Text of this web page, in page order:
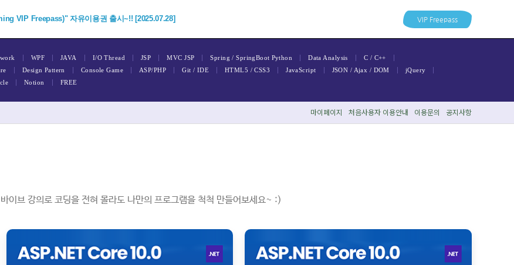
VIP Freepass
VIP Freepass)" 자유이용권 출시~!! [2025.07.28]
WPF JAVA I/O Thread JSP MVC JSP Spring / SpringBoot Python Data Analysis C / C++
Design Pattern Console Game ASP/PHP Git / IDE HTML5 / CSS3 JavaScript JSON / Ajax / DOM jQuery
Notion FREE
마이페이지 처음사용자 이용안내 이용문의 공지사항
이브 강의로 코딩을 전혀 몰라도 나만의 프로그램을 척척 만들어보세요~ :)